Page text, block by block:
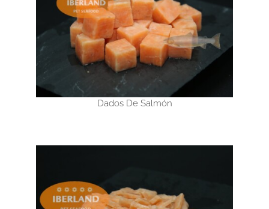
Dados De Salmón